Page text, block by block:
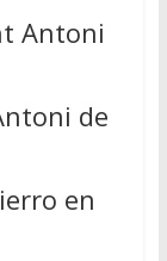
Antoni
de
en